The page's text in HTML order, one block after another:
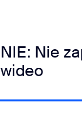
NIE: Nie
wideo